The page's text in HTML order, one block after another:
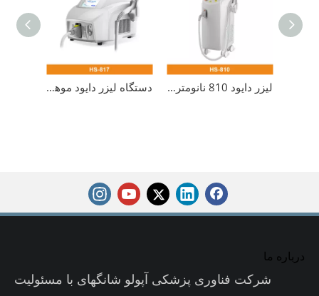
دستگاه لیزر دایود موهای زائد CE 808nm لیزر دایود 810 نانومتری عمودی برای از بین بردن موهای زائد پوست
درباره ما
شرکت فناوری پزشکی آپولو شانگهای با مسئولیت